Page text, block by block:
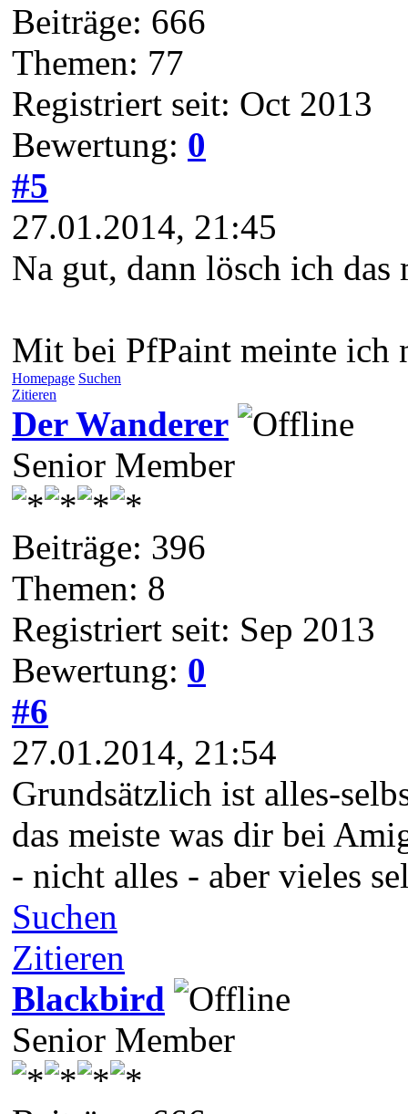
Beiträge: 666
Themen: 77
Registriert seit: Oct 2013
Bewertung: 0
#5
27.01.2014, 21:45
Na gut, dann lösch ich
Mit bei PfPaint meinte ich
Homepage Suchen
Zitieren
Der Wanderer
Senior Member
Beiträge: 396
Themen: 8
Registriert seit: Sep 2013
Bewertung: 0
#6
27.01.2014, 21:54
Grundsätzlich ist alles-
das meiste was dir bei
- nicht alles - aber vieles
Suchen
Zitieren
Blackbird
Senior Member